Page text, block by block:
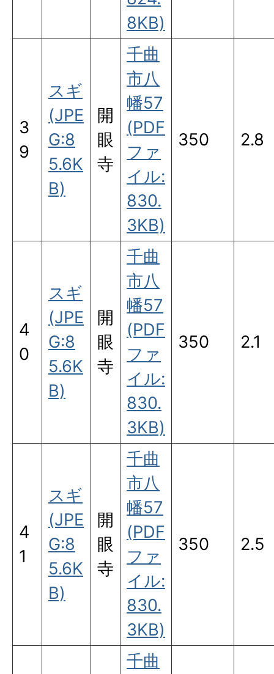
8KB)
3
9
スギ
(JPE
G:8
5.6K
B)
開
眼
寺
千曲
市八
幡57
(PDF
ファ
イル:
830.
3KB)
350 2.8
4
0
スギ
(JPE
G:8
5.6K
B)
開
眼
寺
千曲
市八
幡57
(PDF
ファ
イル:
830.
3KB)
350 2.1
4
1
スギ
(JPE
G:8
5.6K
B)
開
眼
寺
千曲
市八
幡57
(PDF
ファ
イル:
830.
3KB)
350 2.5
千曲